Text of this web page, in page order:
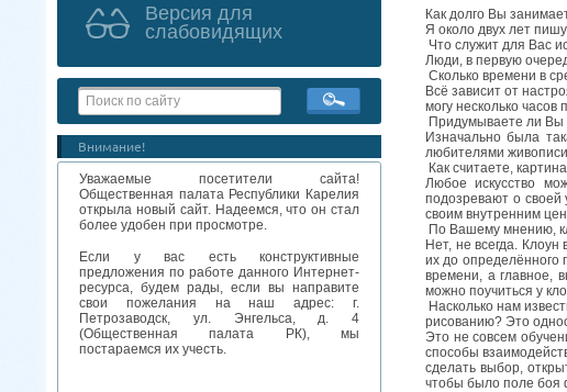
Версия для
слабовидящих
Внимание!
Уважаемые посетители сайта!
Общественная палата Республики Карелия
открыла новый сайт. Надеемся, что он стал
более удобен при просмотре.
Если у вас есть конструктивные
предложения по работе данного Интернет-
ресурса, будем рады, если вы направите
свои пожелания на наш адрес: г.
Петрозаводск, ул. Энгельса, д. 4
(Общественная палата РК), мы
постараемся их учесть.
Как долго Вы
Я около двух лет
Что служит для Вас
Люди, в первую
Сколько времени в
Всё зависит от
могу несколько часов
Придумываете ли Вы
Изначально была
любителями
Как считаете,
Любое искусство
подозревают о своей
своим внутренним
По Вашему мнению,
Нет, не всегда.
их до определённого
времени, а главное,
можно поучиться у
Насколько нам
рисованию? Это
Это не совсем
способы
сделать выбор,
чтобы было поле боя